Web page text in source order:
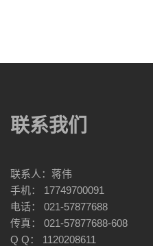
联系我们
联系人：蒋伟
手机： 17749700091
电话： 021-57877688
传真： 021-57877688-608
Q Q： 1120208611